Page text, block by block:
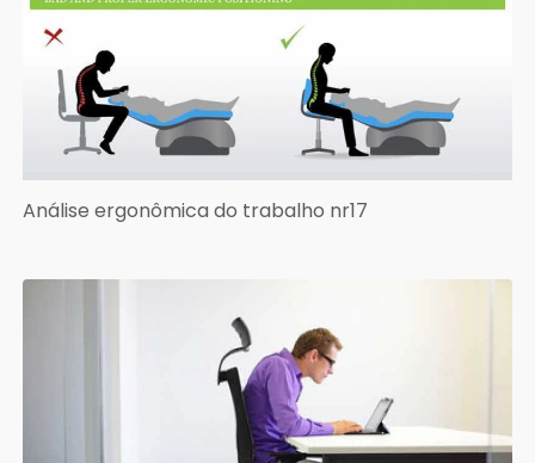
Análise ergonômica do trabalho nr17